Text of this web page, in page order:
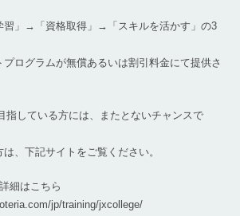
習」→「資格取得」→「スキルを活かす」の3
ログラムが無償あるいは割引料金にて提供さ
指している方には、またとないチャンスで
、下記サイトをご覧ください。
細はこちら
jp/training/jxcollege/